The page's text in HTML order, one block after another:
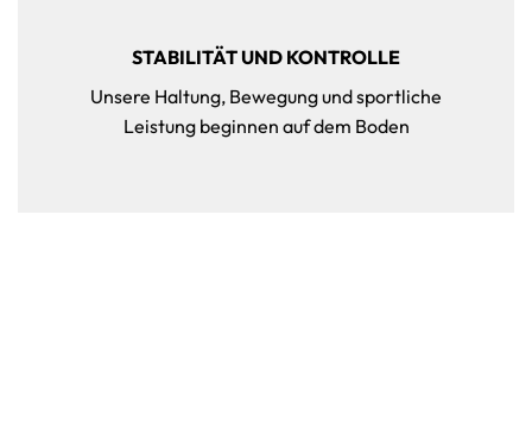
STABILITÄT UND KONTROLLE
Unsere Haltung, Bewegung und sportliche
Leistung beginnen auf dem Boden